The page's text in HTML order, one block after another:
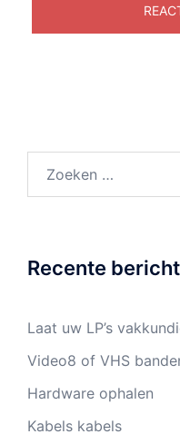
Recente
Laat uw LP’s
Video8 of VHS
Hardware ophalen
Kabels kabels